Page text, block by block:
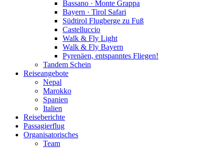
Bassano · Monte Grappa
Bayern · Tirol Safari
Südtirol Flugberge zu Fuß
Castelluccio
Walk & Fly Light
Walk & Fly Bayern
Pyrenäen, entspanntes Fliegen!
Tandem Schein
Reiseangebote
Nepal
Marokko
Spanien
Italien
Reiseberichte
Passagierflug
Organisatorisches
Team